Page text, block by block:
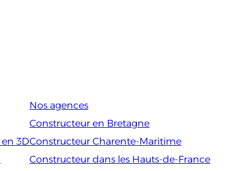
3D
Nos agences
Constructeur en Bretagne
Constructeur Charente-Maritime
Constructeur dans les Hauts-de-France